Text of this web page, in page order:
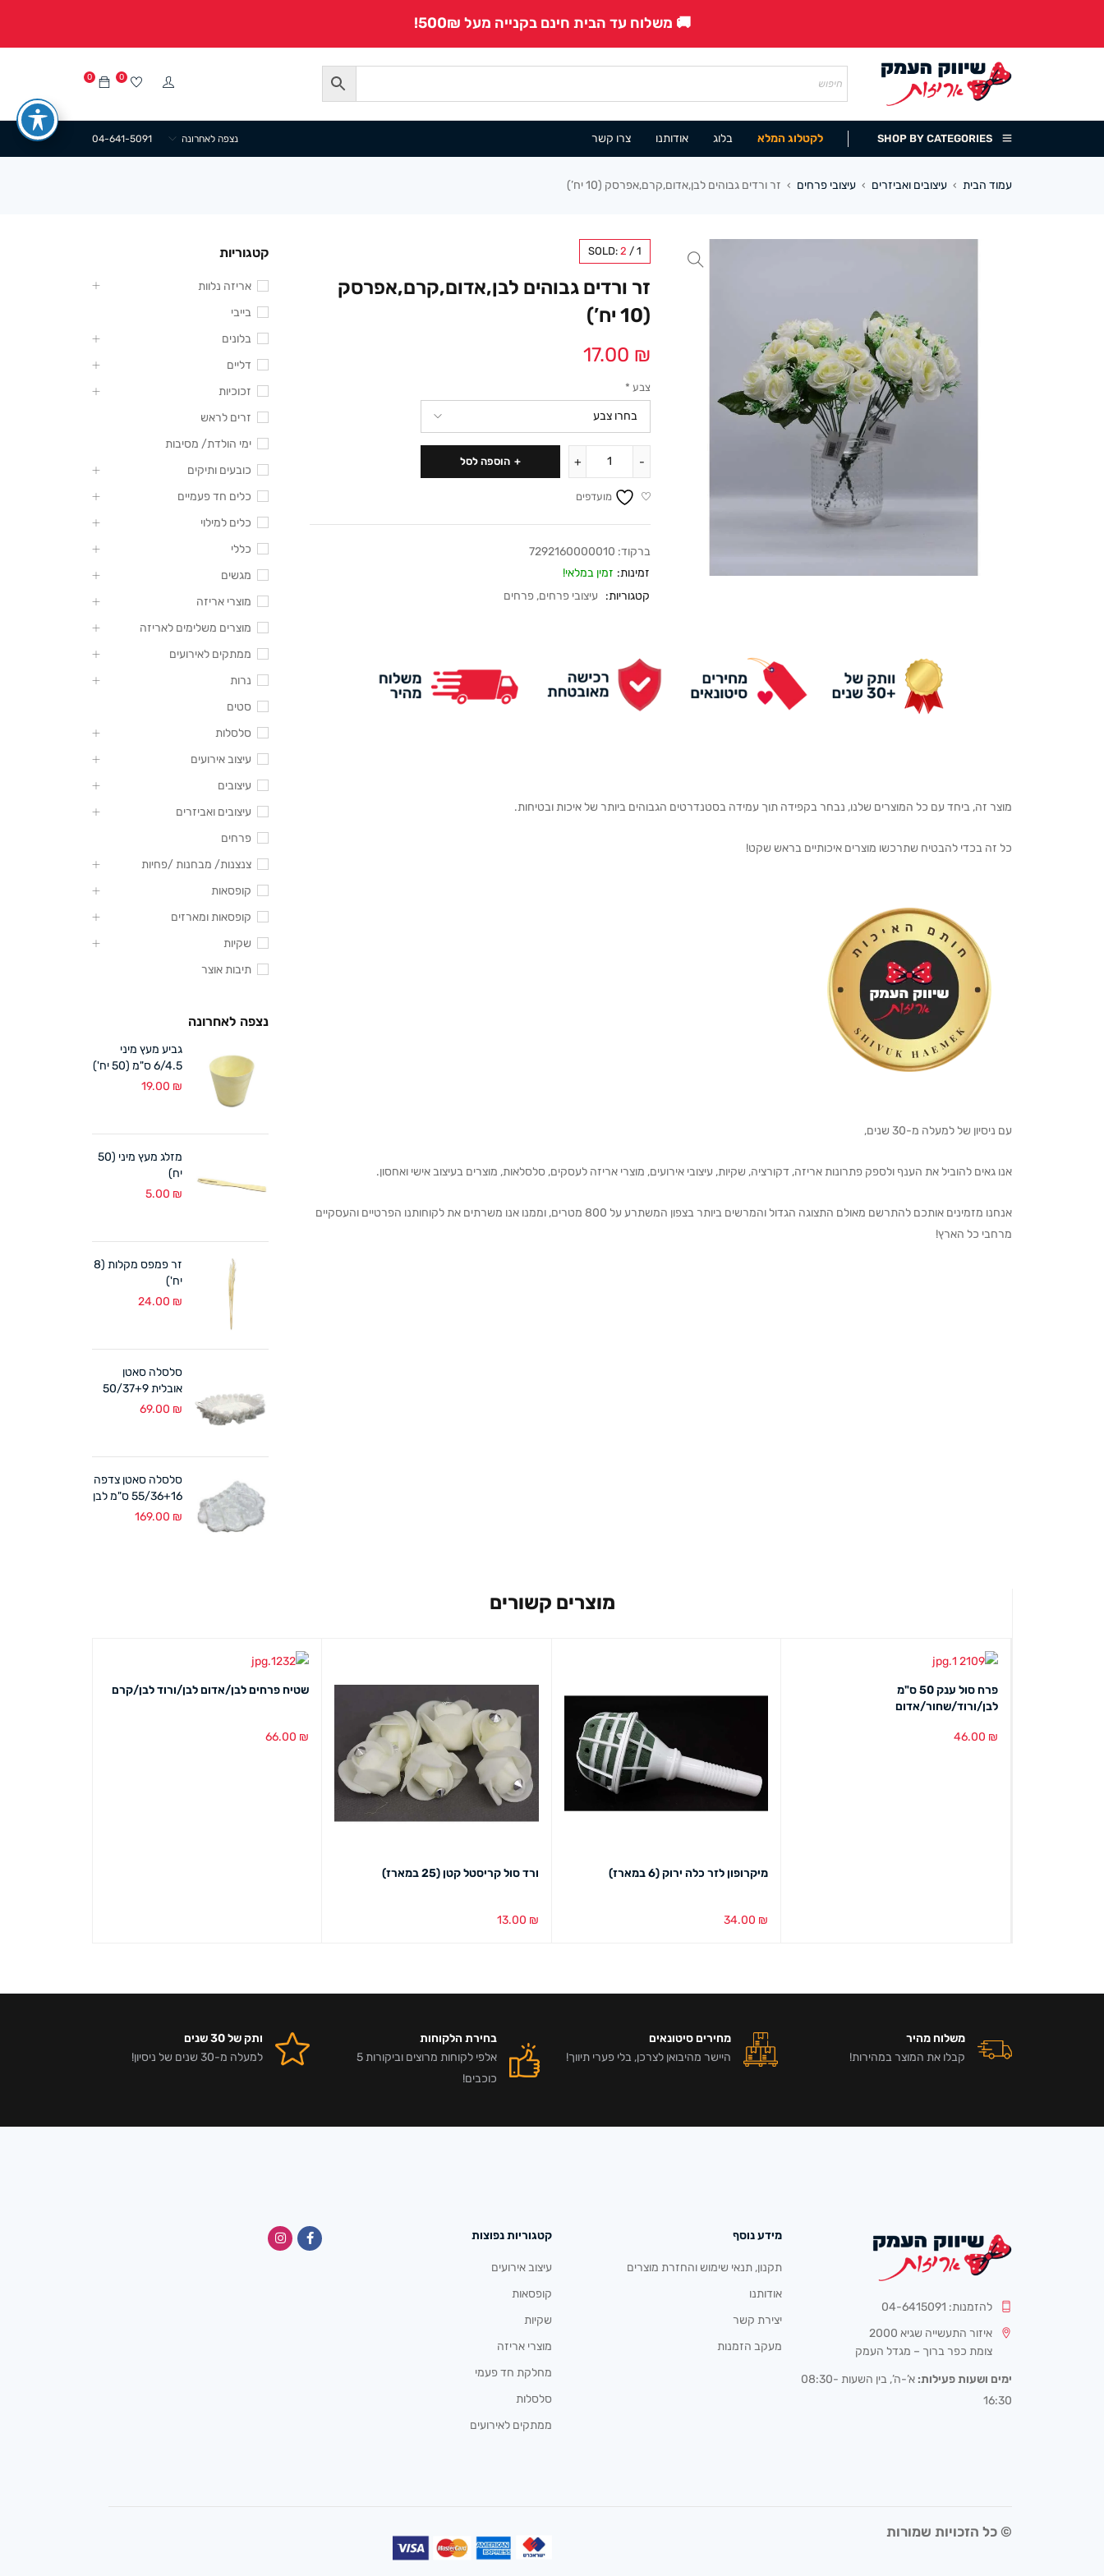
🚚 משלוח עד הבית חינם בקנייה מעל 500₪!
0 0
SHOP BY CATEGORIES לקטלוג המלא בלוג אודותנו צרו קשר 04-641-5091 נצפה לאחרונה
עמוד הבית › עיצובים ואביזרים › עיצובי פרחים › זר ורדים גבוהים לבן,אדום,קרם,אפרסק (10 יח’)
SOLD: 2 / 1
זר ורדים גבוהים לבן,אדום,קרם,אפרסק
(10 יח’)
17.00 ₪
צבע *
הוספה לסל
מועדפים
ברקוד: 7292160000010
זמינות: זמין במלאי!
קטגוריות:
עיצובי פרחים, פרחים
מוצר זה, ביחד עם כל המוצרים שלנו, נבחר בקפידה תוך עמידה בסטנדרטים הגבוהים ביותר של איכות ובטיחות.
כל זה בכדי להבטיח שתרכשו מוצרים איכותיים בראש שקט!
עם ניסיון של למעלה מ-30 שנים,
אנו גאים להוביל את הענף ולספק פתרונות אריזה, דקורציה, שקיות, עיצובי אירועים, מוצרי אריזה לעסקים, סלסלאות, מוצרים בעיצוב אישי ואחסון.
אנחנו מזמינים אותכם להתרשם מאולם התצוגה הגדול והמרשים ביותר בצפון המשתרע על 800 מטרים, וממנו אנו משרתים את לקוחותנו הפרטיים והעסקיים
מרחבי כל הארץ!
קטגוריות
אריזה נלוות
בייבי
בלונים
דליים
זכוכיות
זרים לראש
ימי הולדת/ מסיבות
כובעים ותיקים
כלים חד פעמיים
כלים למילוי
כללי
מגשים
מוצרי אריזה
מוצרים משלימים לאריזה
ממתקים לאירועים
נרות
סטים
סלסלות
עיצוב אירועים
עיצובים
עיצובים ואביזרים
פרחים
צנצנות/ מבחנות /פחיות
קופסאות
קופסאות ומארזים
שקיות
תיבות אוצר
נצפה לאחרונה
גביע מעץ מיני
6/4.5 ס"מ (50 יח')
19.00 ₪
מזלג מעץ מיני (50
יח)
5.00 ₪
זר פמפס מקלות (8
יח')
24.00 ₪
סלסלה סאטן
אובלית 50/37+9
ס"מ לבן
69.00 ₪
סלסלה סאטן צדפה
55/36+16 ס"מ לבן
169.00 ₪
מוצרים קשורים
פרח סול ענק 50 ס"מ
לבן/ורוד/שחור/אדום
46.00 ₪
מיקרופון לזר כלה ירוק (6 במארז)
34.00 ₪
ורד סול קריסטל קטן (25 במארז)
13.00 ₪
שטיח פרחים לבן/אדום לבן/ורוד לבן/קרם
66.00 ₪
משלוח מהיר
קבלו את המוצר במהירות!
מחירים סיטונאים
היישר מהיבואן לצרכן, בלי פערי תיווך!
בחירת הלקוחות
אלפי לקוחות מרוצים וביקורות 5
כוכבים!
ותק של 30 שנים
למעלה מ-30 שנים של ניסיון!
להזמנות: 04-6415091
איזור התעשייה שגיא 2000
צומת כפר ברוך – מגדל העמק
ימים ושעות פעילות:
א’-ה’, בין השעות 08:30-
16:30
מידע נוסף
תקנון, תנאי שימוש והחזרת מוצרים
אודותנו
יצירת קשר
מעקב הזמנות
קטגוריות נפוצות
עיצוב אירועים
קופסאות
שקיות
מוצרי אריזה
מחלקת חד פעמי
סלסלות
ממתקים לאירועים
© כל הזכויות שמורות